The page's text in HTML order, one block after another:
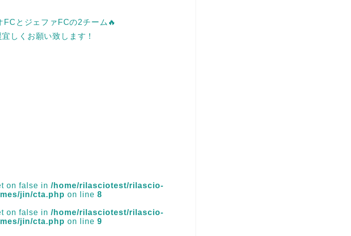
とジェファFCの2チーム🔥
しくお願い致します！
on false in /home/rilasciotest/rilascio-
jin/cta.php on line 8
on false in /home/rilasciotest/rilascio-
jin/cta.php on line 9